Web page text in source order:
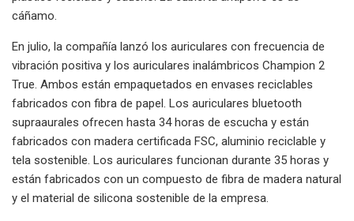
cáñamo.
En julio, la compañía lanzó los auriculares con frecuencia de
vibración positiva y los auriculares inalámbricos Champion 2
True. Ambos están empaquetados en envases reciclables
fabricados con fibra de papel. Los auriculares bluetooth
supraaurales ofrecen hasta 34 horas de escucha y están
fabricados con madera certificada FSC, aluminio reciclable y
tela sostenible. Los auriculares funcionan durante 35 horas y
están fabricados con un compuesto de fibra de madera natural
y el material de silicona sostenible de la empresa.